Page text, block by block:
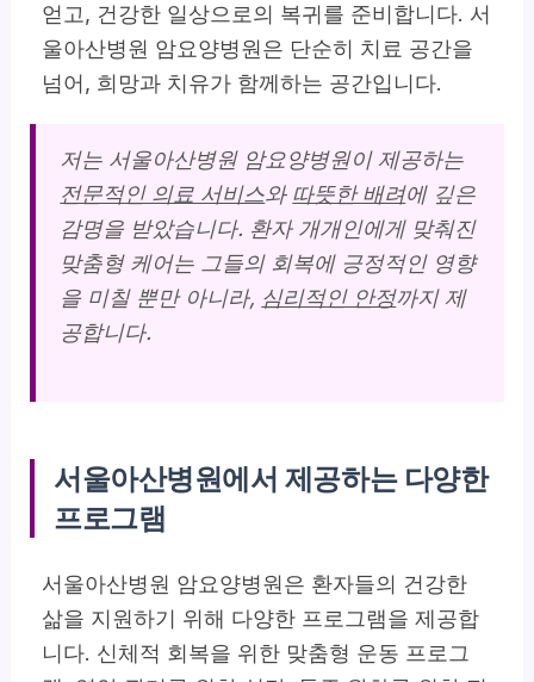
얻고, 건강한 일상으로의 복귀를 준비합니다. 서
울아산병원 암요양병원은 단순히 치료 공간을
넘어, 희망과 치유가 함께하는 공간입니다.
저는 서울아산병원 암요양병원이 제공하는
전문적인 의료 서비스와 따뜻한 배려에 깊은
감명을 받았습니다. 환자 개개인에게 맞춰진
맞춤형 케어는 그들의 회복에 긍정적인 영향
을 미칠 뿐만 아니라, 심리적인 안정까지 제
공합니다.
서울아산병원에서 제공하는 다양한
프로그램
서울아산병원 암요양병원은 환자들의 건강한
삶을 지원하기 위해 다양한 프로그램을 제공합
니다. 신체적 회복을 위한 맞춤형 운동 프로그